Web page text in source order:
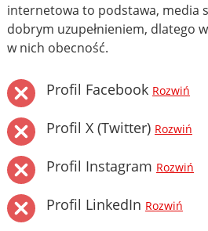
internetowa to podstawa, media
dobrym uzupełnieniem, dlatego
w nich obecność.
Profil Facebook Rozwiń
Profil X (Twitter) Rozwiń
Profil Instagram Rozwiń
Profil LinkedIn Rozwiń